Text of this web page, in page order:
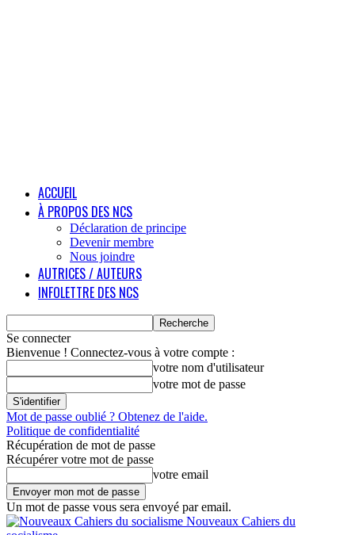
ACCUEIL
À PROPOS DES NCS
Déclaration de principe
Devenir membre
Nous joindre
AUTRICES / AUTEURS
INFOLETTRE DES NCS
Se connecter
Bienvenue ! Connectez-vous à votre compte :
votre nom d'utilisateur
votre mot de passe
Mot de passe oublié ? Obtenez de l'aide.
Politique de confidentialité
Récupération de mot de passe
Récupérer votre mot de passe
votre email
Un mot de passe vous sera envoyé par email.
Nouveaux Cahiers du